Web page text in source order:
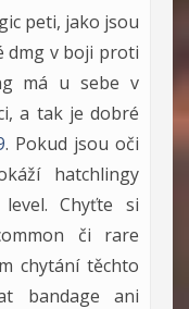
peti, jako jsou
dmg v boji proti
má u sebe v
a tak je dobré
. Pokud jsou oči
hatchlingy
Chyťte si
či rare
chytání těchto
bandage ani